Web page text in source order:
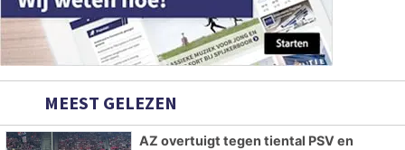
MEEST GELEZEN
AZ overtuigt tegen tiental PSV en